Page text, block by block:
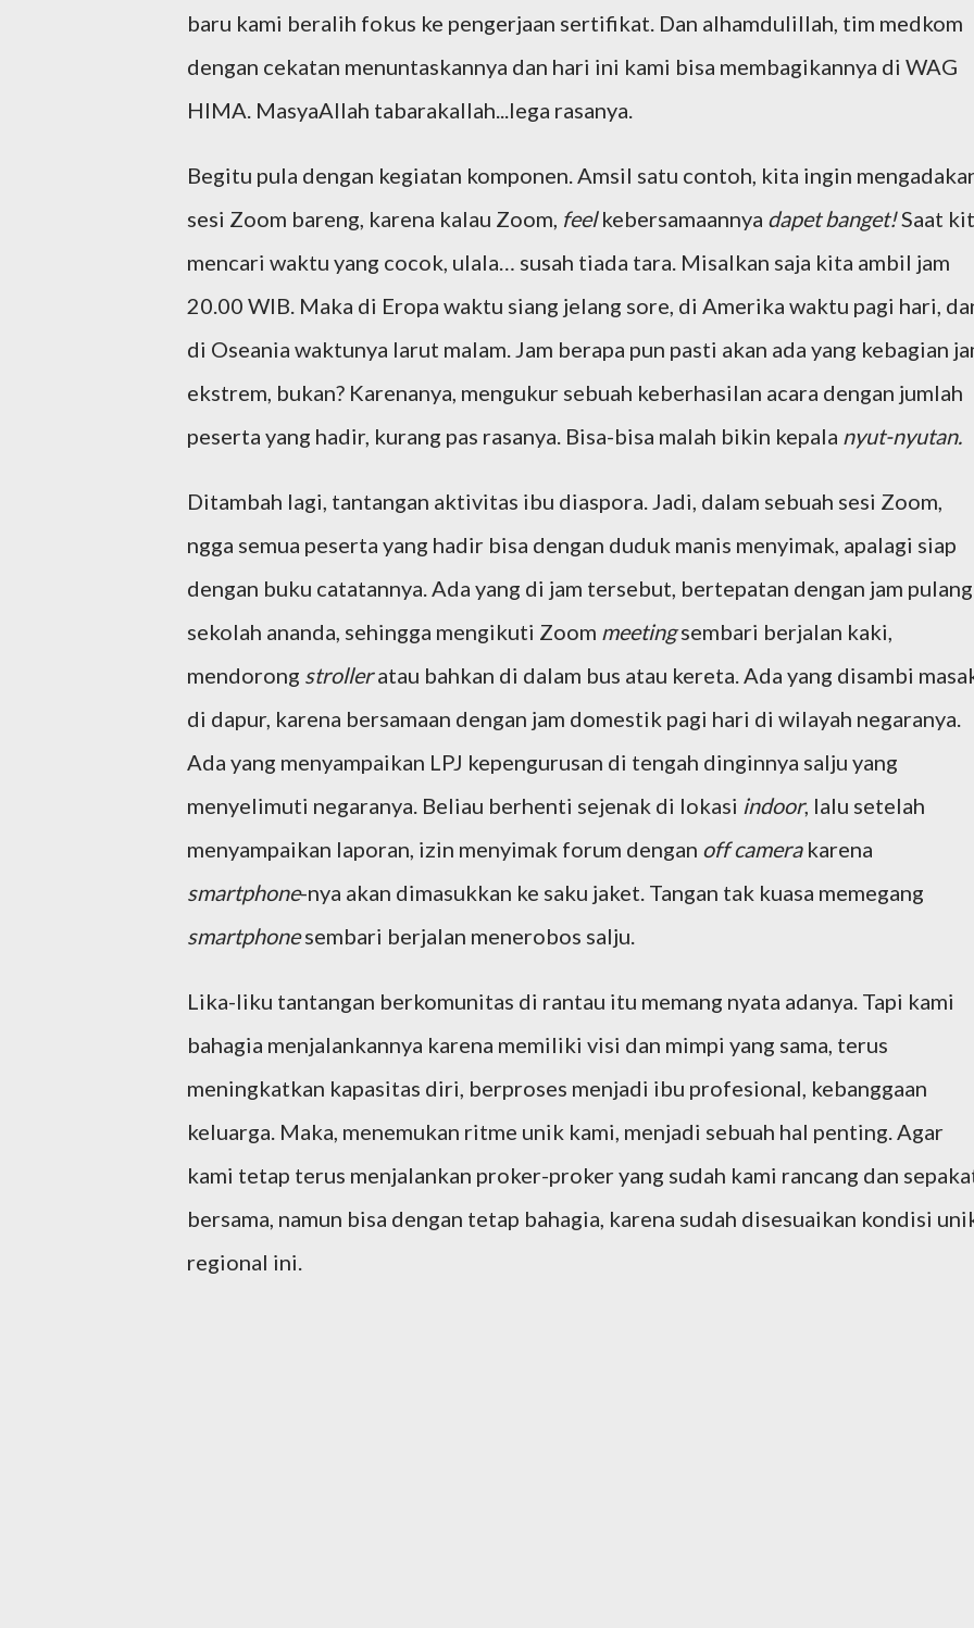
baru kami beralih fokus ke pengerjaan sertifikat. Dan alhamdulillah, tim medkom
dengan cekatan menuntaskannya dan hari ini kami bisa membagikannya di WAG
HIMA. MasyaAllah tabarakallah...lega rasanya.
Begitu pula dengan kegiatan komponen. Amsil satu contoh, kita ingin
sesi Zoom bareng, karena kalau Zoom, feelkebersamaannya dapet banget!Saat
mencari waktu yang cocok, ulala… susah tiada tara. Misalkan saja kita ambil jam
20.00 WIB. Maka di Eropa waktu siang jelang sore, di Amerika waktu pagi hari,
di Oseania waktunya larut malam.Jam berapa pun pasti akan ada yang kebagian
ekstrem, bukan? Karenanya, mengukur sebuah keberhasilan acara dengan jumlah
peserta yang hadir, kurang pas rasanya. Bisa-bisa malah bikin kepala nyut-nyutan.
Ditambah lagi, tantangan aktivitas ibu diaspora. Jadi, dalam sebuah sesi Zoom,
ngga semua peserta yang hadir bisa dengan duduk manis menyimak, apalagi siap
dengan buku catatannya. Ada yang di jam tersebut, bertepatan dengan jam pulang
sekolah ananda, sehingga mengikuti Zoom meetingsembari berjalan kaki,
mendorong strolleratau bahkan di dalam bus atau kereta. Ada yang disambi
di dapur, karena bersamaan dengan jam domestik pagi hari di wilayah negaranya.
Ada yang menyampaikan LPJ kepengurusan di tengah dinginnya salju yang
menyelimuti negaranya. Beliau berhenti sejenak di lokasi indoor, lalu setelah
menyampaikan laporan, izin menyimak forum dengan off camerakarena
smartphone-nya akan dimasukkan ke saku jaket. Tangan tak kuasa memegang
smartphonesembari berjalan menerobos salju.
Lika-liku tantangan berkomunitas di rantau itu memang nyata adanya. Tapi kami
bahagia menjalankannya karena memiliki visi dan mimpi yang sama, terus
meningkatkan kapasitas diri, berproses menjadi ibu profesional, kebanggaan
keluarga. Maka, menemukan ritme unik kami, menjadi sebuah hal penting. Agar
kami tetap terus menjalankan proker-proker yang sudah kami rancang dan
bersama, namun bisa dengan tetap bahagia, karena sudah disesuaikan kondisi
regional ini.